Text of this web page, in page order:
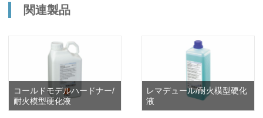
関連製品
コールドモデルハードナー/
耐火模型硬化液
レマデュール/耐火模型硬化
液